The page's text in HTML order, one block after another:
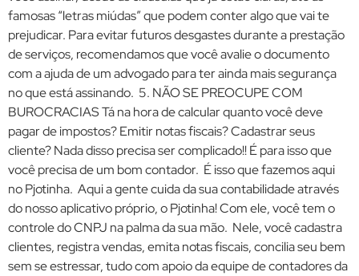
famosas “letras miúdas” que podem conter algo que vai te
prejudicar. Para evitar futuros desgastes durante a prestação
de serviços, recomendamos que você avalie o documento
com a ajuda de um advogado para ter ainda mais segurança
no que está assinando. 5. NÃO SE PREOCUPE COM
BUROCRACIAS Tá na hora de calcular quanto você deve
pagar de impostos? Emitir notas fiscais? Cadastrar seus
cliente? Nada disso precisa ser complicado!! É para isso que
você precisa de um bom contador. É isso que fazemos aqui
no Pjotinha. Aqui a gente cuida da sua contabilidade através
do nosso aplicativo próprio, o Pjotinha! Com ele, você tem o
controle do CNPJ na palma da sua mão. Nele, você cadastra
clientes, registra vendas, emita notas fiscais, concilia seu bem
sem se estressar, tudo com apoio da equipe de contadores da